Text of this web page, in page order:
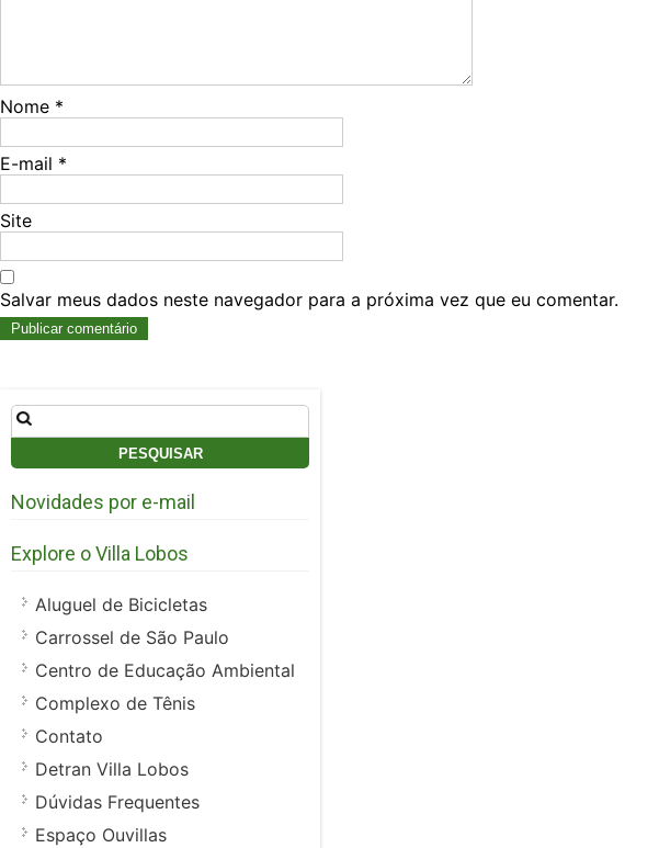
Nome *
E-mail *
Site
Salvar meus dados neste navegador para a próxima vez que eu comentar.
Pesquisar
por:
Novidades por e-mail
Explore o Villa Lobos
Aluguel de Bicicletas
Carrossel de São Paulo
Centro de Educação Ambiental
Complexo de Tênis
Contato
Detran Villa Lobos
Dúvidas Frequentes
Espaço Ouvillas